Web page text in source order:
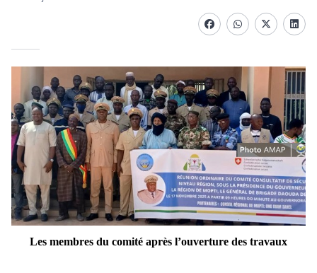
FacebookwhatsappTwitter
Les membres du comité après l’ouverture des travaux